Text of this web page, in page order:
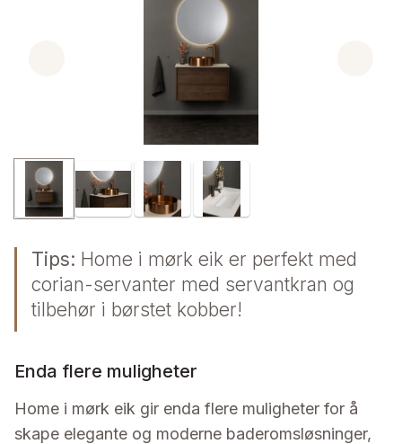
Tips: Home i mørk eik er perfekt med
corian-servanter med servantkran og
tilbehør i børstet kobber!
Enda flere muligheter
Home i mørk eik gir enda flere muligheter for å
skape elegante og moderne baderomsløsninger,